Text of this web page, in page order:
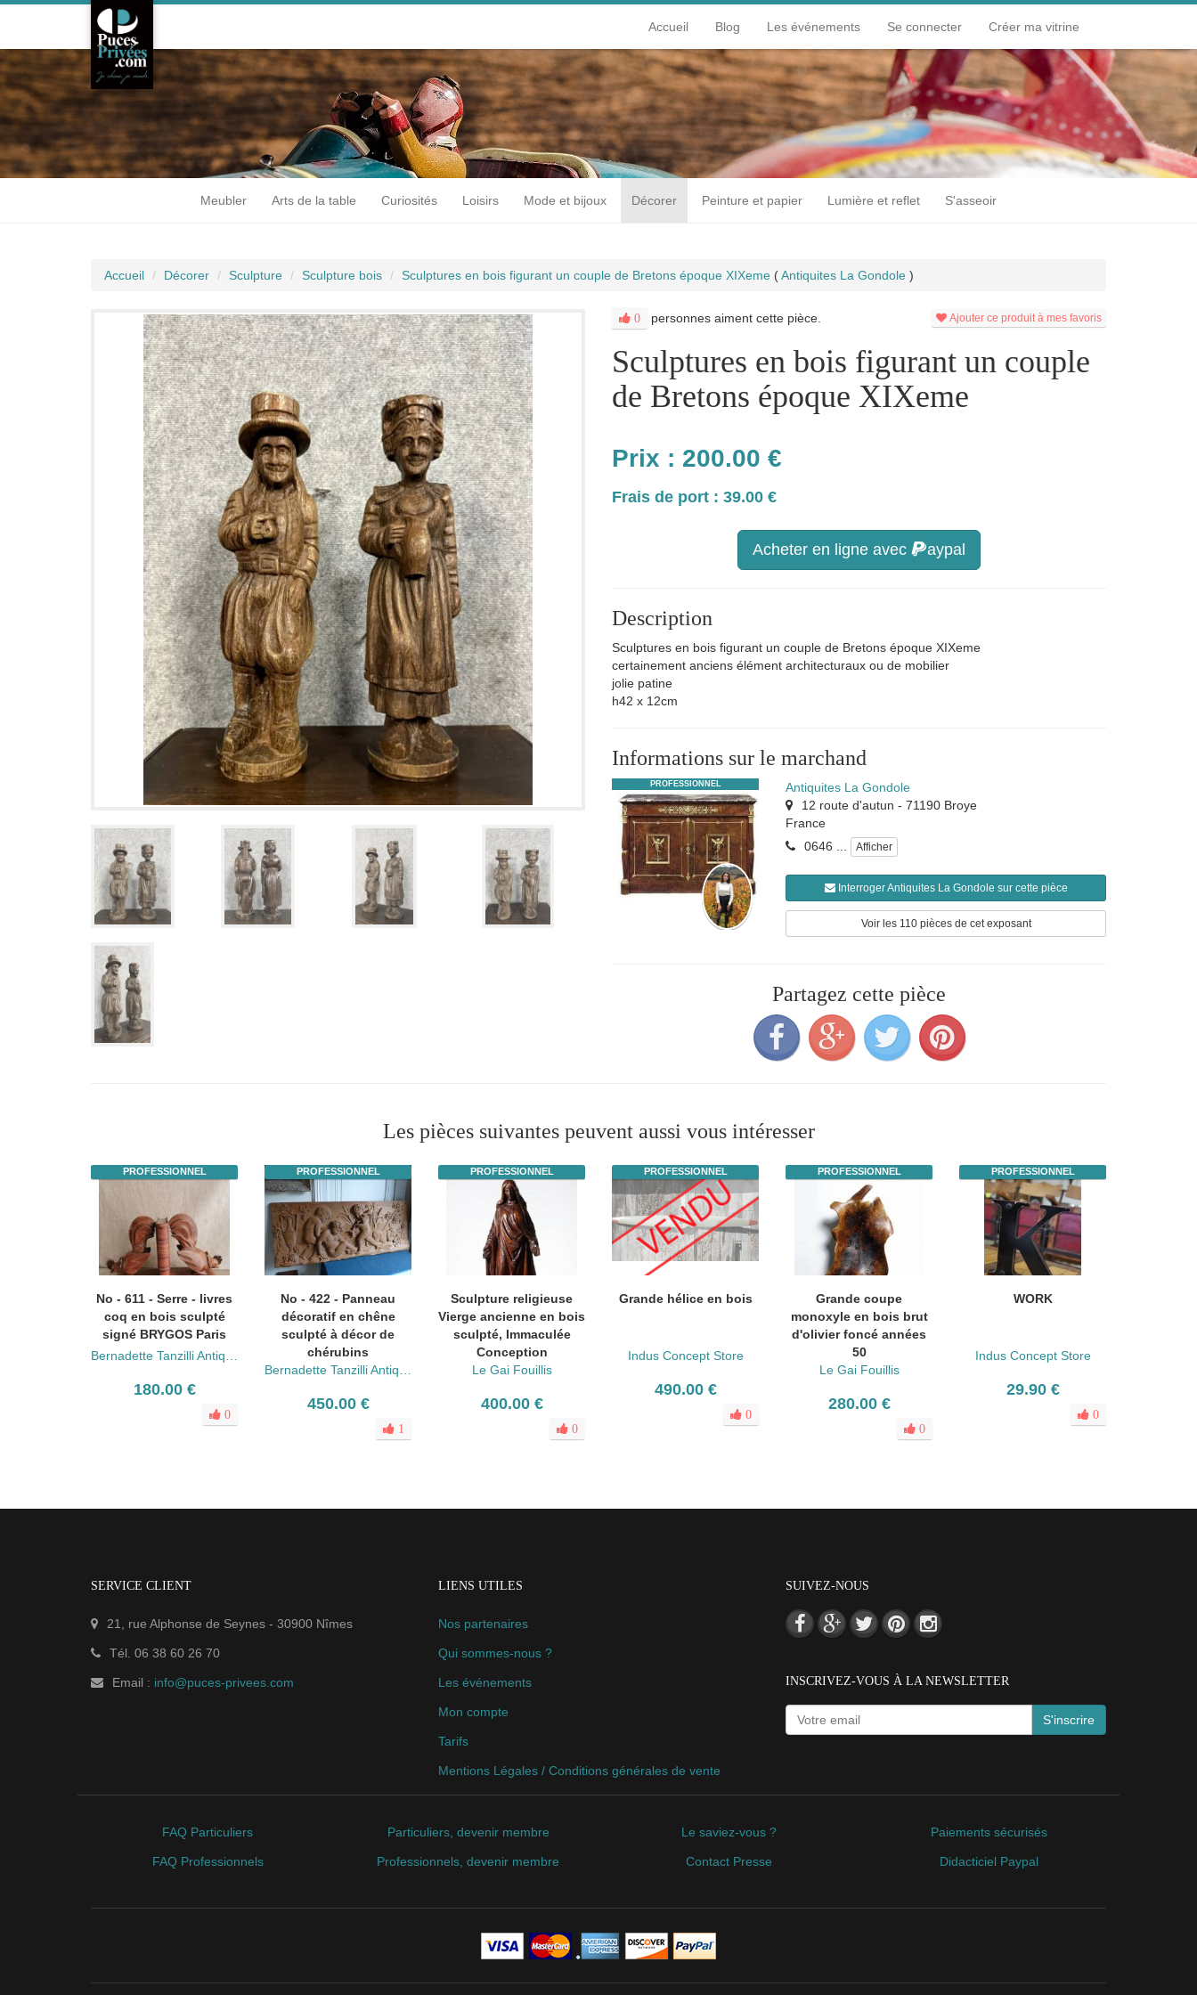
Accueil Blog Les événements Se connecter Créer ma vitrine
Meubler Arts de la table Curiosités Loisirs Mode et bijoux Décorer Peinture et papier Lumière et reflet S'asseoir
Accueil Décorer Sculpture Sculpture bois Sculptures en bois figurant un couple de Bretons époque XIXeme (Antiquites La Gondole )
Ajouter ce produit à mes favoris
0 personnes aiment cette pièce.
Sculptures en bois figurant un couple
de Bretons époque XIXeme
Prix : 200.00 €
Frais de port : 39.00 €
Acheter en ligne avec aypal
Description
Sculptures en bois figurant un couple de Bretons époque XIXeme
certainement anciens élément architecturaux ou de mobilier
jolie patine
h42 x 12cm
Informations sur le marchand
PROFESSIONNEL
Antiquites La Gondole
12 route d'autun - 71190 Broye
France
0646 ...
Afficher
Interroger Antiquites La Gondole sur cette pièce
Voir les 110 pièces de cet exposant
Partagez cette pièce
Les pièces suivantes peuvent aussi vous intéresser
PROFESSIONNEL
No - 611 - Serre - livres
coq en bois sculpté
signé BRYGOS Paris
180.00 €
0
PROFESSIONNEL
No - 422 - Panneau
décoratif en chêne
sculpté à décor de
chérubins
450.00 €
1
PROFESSIONNEL
Sculpture religieuse
Vierge ancienne en bois
sculpté, Immaculée
Conception
Le Gai Fouillis
400.00 €
0
PROFESSIONNEL
Grande hélice en bois
Indus Concept Store
490.00 €
0
PROFESSIONNEL
Grande coupe
monoxyle en bois brut
d'olivier foncé années
50
Le Gai Fouillis
280.00 €
0
PROFESSIONNEL
WORK
Indus Concept Store
29.90 €
0
SERVICE CLIENT
21, rue Alphonse de Seynes - 30900 Nîmes
Tél. 06 38 60 26 70
Email : info@puces-privees.com
LIENS UTILES
Nos partenaires
Qui sommes-nous ?
Les événements
Mon compte
Tarifs
Mentions Légales / Conditions générales de vente
SUIVEZ-NOUS
INSCRIVEZ-VOUS À LA NEWSLETTER
S'inscrire
FAQ Particuliers
FAQ Professionnels
Particuliers, devenir membre
Professionnels, devenir membre
Le saviez-vous ?
Contact Presse
Paiements sécurisés
Didacticiel Paypal